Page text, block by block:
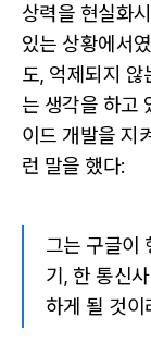
상력을 현실화
있는 상황에서
도, 억제되지 않
는 생각을 하고
이드 개발을 지
런 말을 했다:
그는 구글이
기, 한 통신
하게 될 것이